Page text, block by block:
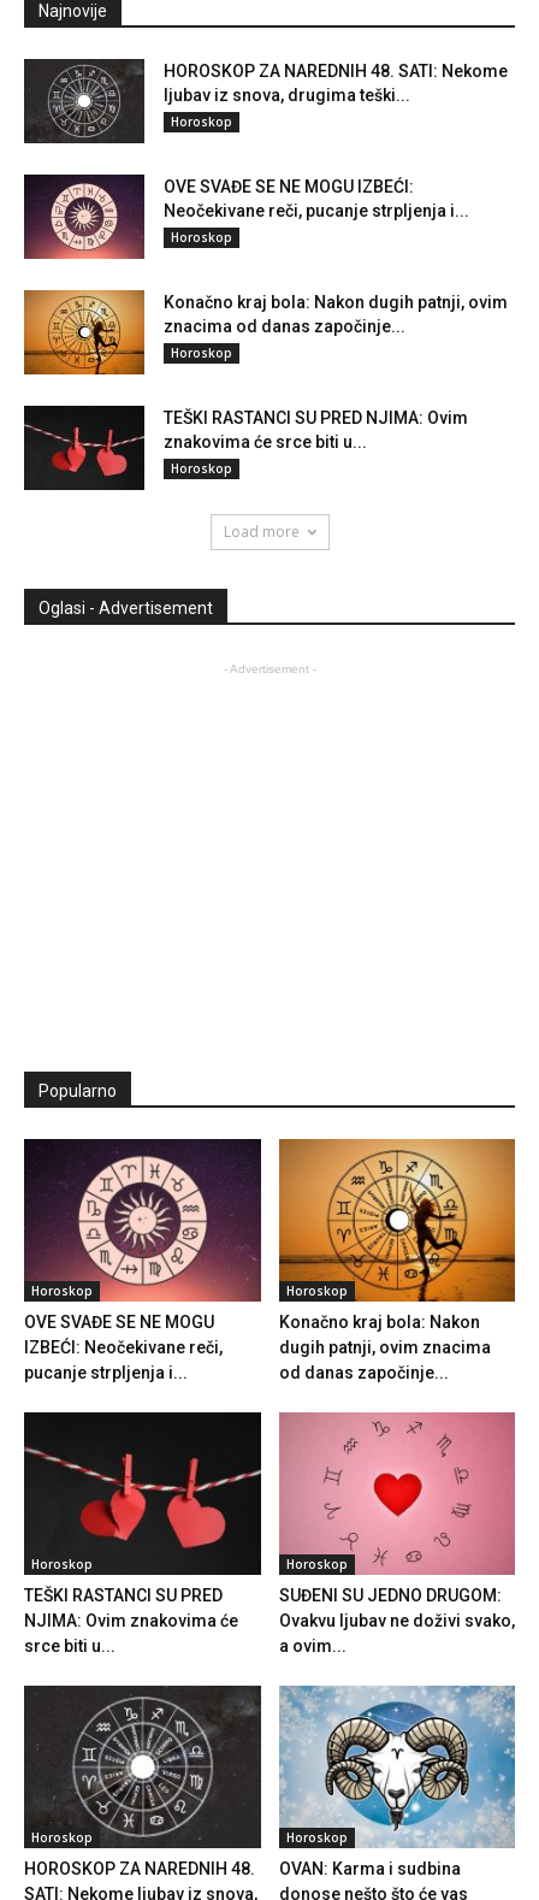
Najnovije
HOROSKOP ZA NAREDNIH 48. SATI: Nekome
ljubav iz snova, drugima teški...
Horoskop
OVE SVAĐE SE NE MOGU IZBEĆI:
Neočekivane reči, pucanje strpljenja i...
Horoskop
Konačno kraj bola: Nakon dugih patnji, ovim
znacima od danas započinje...
Horoskop
TEŠKI RASTANCI SU PRED NJIMA: Ovim
znakovima će srce biti u...
Horoskop
Load more
Oglasi - Advertisement
- Advertisement -
Popularno
Horoskop
OVE SVAĐE SE NE MOGU
IZBEĆI: Neočekivane reči,
pucanje strpljenja i...
Horoskop
Konačno kraj bola: Nakon
dugih patnji, ovim znacima
od danas započinje...
Horoskop
TEŠKI RASTANCI SU PRED
NJIMA: Ovim znakovima će
srce biti u...
Horoskop
SUĐENI SU JEDNO DRUGOM:
Ovakvu ljubav ne doživi svako,
a ovim...
Horoskop
HOROSKOP ZA NAREDNIH 48.
SATI: Nekome ljubav iz snova,
Horoskop
OVAN: Karma i sudbina
donose nešto što će vas